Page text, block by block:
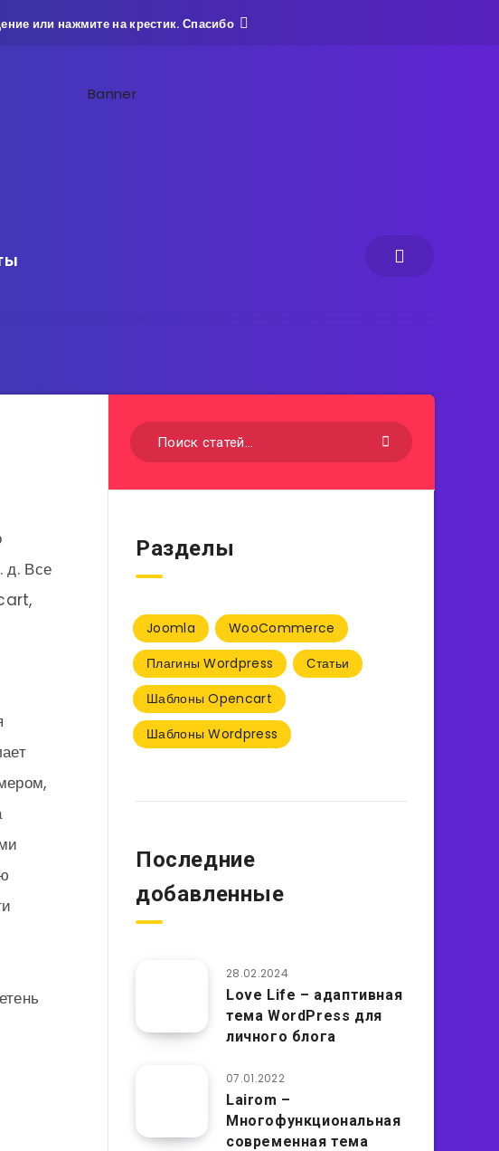
или нажмите на крестик. Спасибо
д. Все
Разделы
Joomla
WooCommerce
Плагины Wordpress
Статьи
Шаблоны Opencart
Шаблоны Wordpress
Последние
добавленные
28.02.2024
Love Life – адаптивная
тема WordPress для
личного блога
07.01.2022
Lairom –
Многофункциональная
современная тема